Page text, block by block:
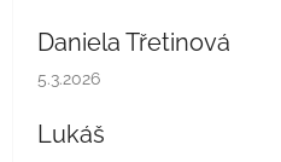
Daniela Třetinová
Hodnocení obchodu je 5 z
5.3.2026
Lukáš